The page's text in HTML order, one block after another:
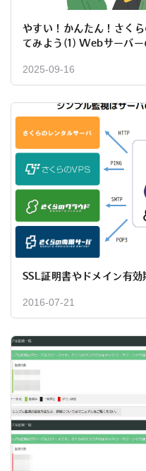
やすい！かんたん！さく
てみよう(1) Webサーバ
2025-09-16
SSL証明書やドメイン有
2016-07-21